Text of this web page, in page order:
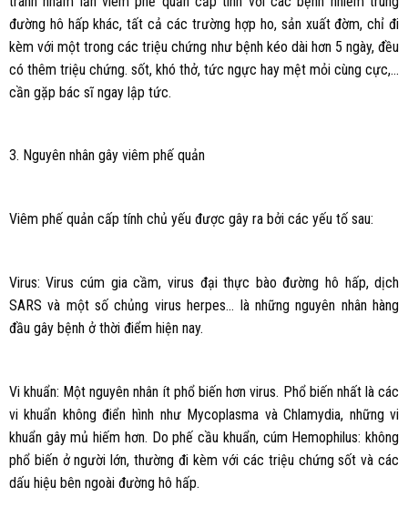
đường hô hấp khác, tất cả các trường hợp ho, sản xuất đờm, chỉ đi
kèm với một trong các triệu chứng như bệnh kéo dài hơn 5 ngày, đều
có thêm triệu chứng. sốt, khó thở, tức ngực hay mệt mỏi cùng cực,…
cần gặp bác sĩ ngay lập tức.
3. Nguyên nhân gây viêm phế quản
Viêm phế quản cấp tính chủ yếu được gây ra bởi các yếu tố sau:
Virus: Virus cúm gia cầm, virus đại thực bào đường hô hấp, dịch
SARS và một số chủng virus herpes… là những nguyên nhân hàng
đầu gây bệnh ở thời điểm hiện nay.
Vi khuẩn: Một nguyên nhân ít phổ biến hơn virus. Phổ biến nhất là các
vi khuẩn không điển hình như Mycoplasma và Chlamydia, những vi
khuẩn gây mủ hiếm hơn. Do phế cầu khuẩn, cúm Hemophilus: không
phổ biến ở người lớn, thường đi kèm với các triệu chứng sốt và các
dấu hiệu bên ngoài đường hô hấp.